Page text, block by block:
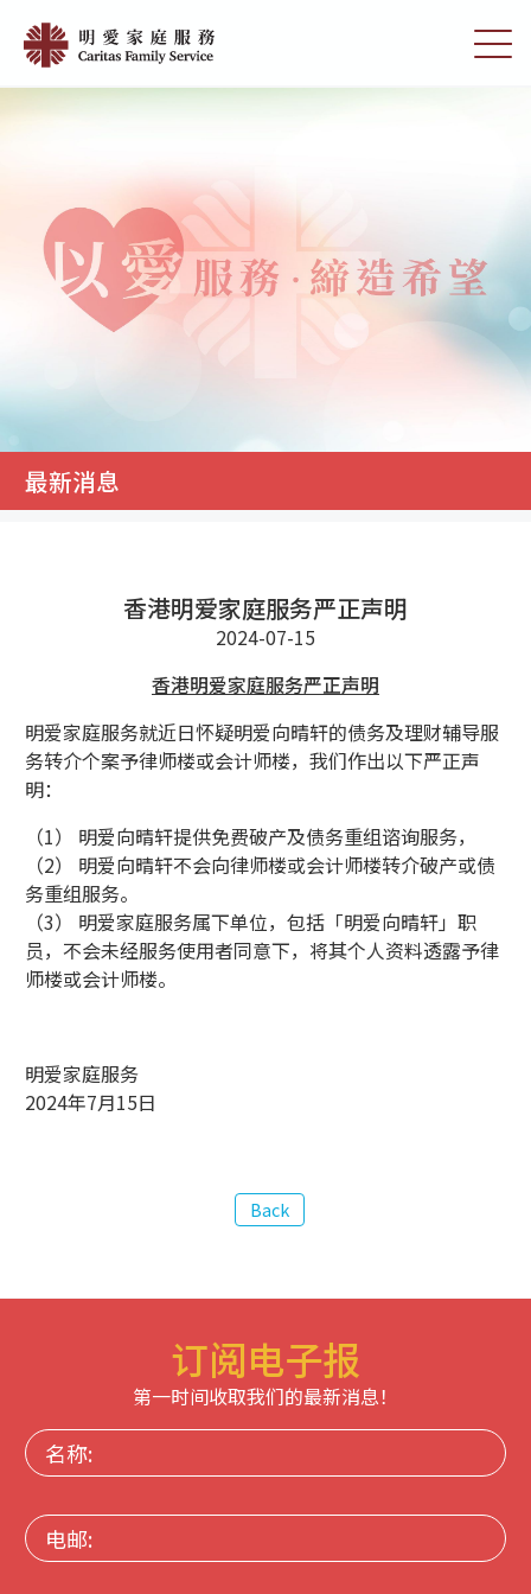
main
content
切
最
消
|
明
愛
家
最新消息
香港明爱家庭服务严正声明
2024-07-15
香港明爱家庭服务严正声明
明爱家庭服务就近日怀疑明爱向晴轩的债务及理财辅导服
务转介个案予律师楼或会计师楼，我们作出以下严正声
明：
（1） 明爱向晴轩提供免费破产及债务重组谘询服务，
（2） 明爱向晴轩不会向律师楼或会计师楼转介破产或债
务重组服务。
（3） 明爱家庭服务属下单位，包括「明爱向晴轩」职
员，不会未经服务使用者同意下，将其个人资料透露予律
师楼或会计师楼。
明爱家庭服务
2024年7月15日
订阅电子报
第一时间收取我们的最新消息！
名
称:
电
邮: